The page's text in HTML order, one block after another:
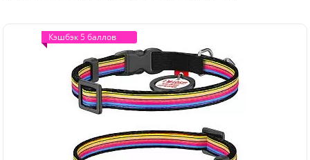
Кэшбэк 5 баллов
Кэшбэк 5 баллов